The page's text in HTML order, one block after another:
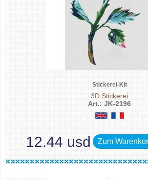
Stickerei-Kit
3D Stickerei
Art.: JK-2196
12.44 usd Zum